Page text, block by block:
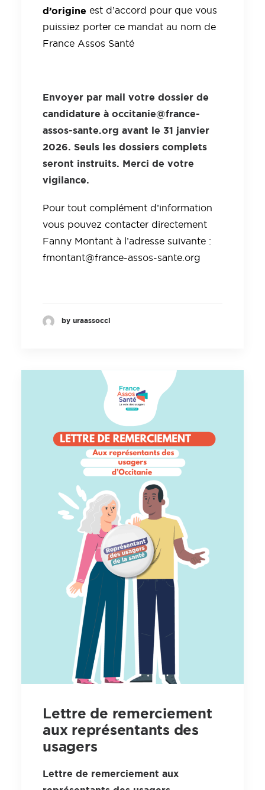
d’origine est d’accord pour que vous
puissiez porter ce mandat au nom de
France Assos Santé
Envoyer par mail votre dossier de
candidature à occitanie@france-
assos-sante.org avant le 31 janvier
2026. Seuls les dossiers complets
seront instruits. Merci de votre
vigilance.
Pour tout complément d’information
vous pouvez contacter directement
Fanny Montant à l’adresse suivante :
fmontant@france-assos-sante.org
by uraassocci
Lettre de remerciement
aux représentants des
usagers
Lettre de remerciement aux